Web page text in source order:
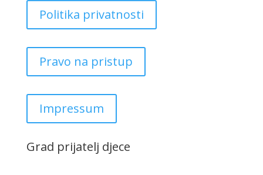
Politika privatnosti
Pravo na pristup
Impressum
Grad prijatelj djece